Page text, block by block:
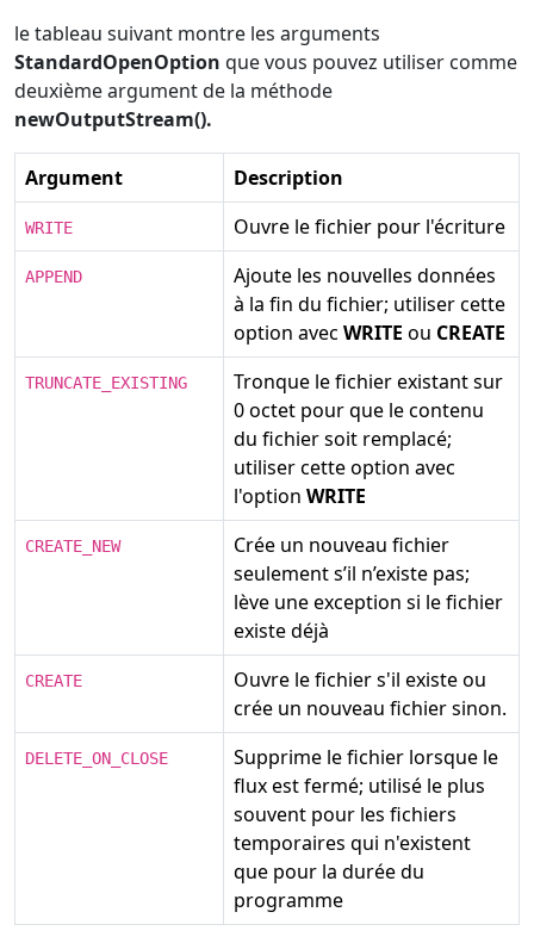
le tableau suivant montre les arguments
StandardOpenOption que vous pouvez utiliser comme
deuxième argument de la méthode
newOutputStream().
Argument Description
WRITE Ouvre le fichier pour l'écriture
APPEND
Ajoute les nouvelles données
à la fin du fichier; utiliser cette
option avec WRITE ou CREATE
TRUNCATE_EXISTING
Tronque le fichier existant sur
0 octet pour que le contenu
du fichier soit remplacé;
utiliser cette option avec
l'option WRITE
CREATE_NEW
Crée un nouveau fichier
seulement s’il n’existe pas;
lève une exception si le fichier
existe déjà
CREATE
Ouvre le fichier s'il existe ou
crée un nouveau fichier sinon.
DELETE_ON_CLOSE
Supprime le fichier lorsque le
flux est fermé; utilisé le plus
souvent pour les fichiers
temporaires qui n'existent
que pour la durée du
programme